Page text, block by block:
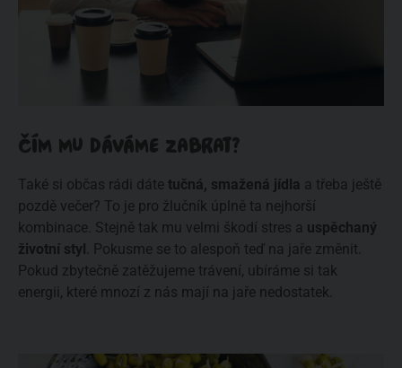
ČÍM MU DÁVÁME ZABRAT?
Také si občas rádi dáte tučná, smažená jídla a třeba ještě
pozdě večer? To je pro žlučník úplně ta nejhorší
kombinace. Stejně tak mu velmi škodí stres a uspěchaný
životní styl
. Pokusme se to alespoň teď na jaře změnit.
Pokud zbytečně zatěžujeme trávení, ubíráme si tak
energii, které mnozí z nás mají na jaře nedostatek.